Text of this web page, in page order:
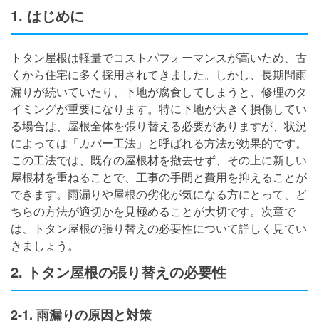
1. はじめに
トタン屋根は軽量でコストパフォーマンスが高いため、古
くから住宅に多く採用されてきました。しかし、長期間雨
漏りが続いていたり、下地が腐食してしまうと、修理のタ
イミングが重要になります。特に下地が大きく損傷してい
る場合は、屋根全体を張り替える必要がありますが、状況
によっては「カバー工法」と呼ばれる方法が効果的です。
この工法では、既存の屋根材を撤去せず、その上に新しい
屋根材を重ねることで、工事の手間と費用を抑えることが
できます。雨漏りや屋根の劣化が気になる方にとって、ど
ちらの方法が適切かを見極めることが大切です。次章で
は、トタン屋根の張り替えの必要性について詳しく見てい
きましょう。
2. トタン屋根の張り替えの必要性
2-1. 雨漏りの原因と対策